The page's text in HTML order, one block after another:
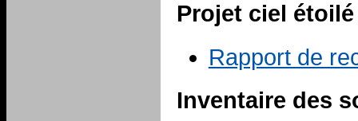
Projet ciel étoilé
Rapport de
Inventaire des